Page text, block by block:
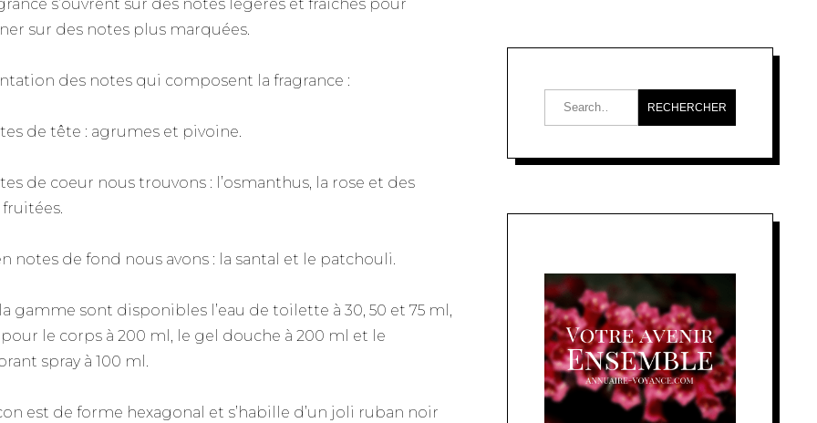
s’ouvrent sur des notes légères et fraîches pour
sur des notes plus marquées.
des notes qui composent la fragrance :
de tête : agrumes et pivoine.
de coeur nous trouvons : l’osmanthus, la rose et des
notes de fond nous avons : la santal et le patchouli.
gamme sont disponibles l’eau de toilette à 30, 50 et 75 ml,
pour le corps à 200 ml, le gel douche à 200 ml et le
spray à 100 ml.
est de forme hexagonal et s’habille d’un joli ruban noir